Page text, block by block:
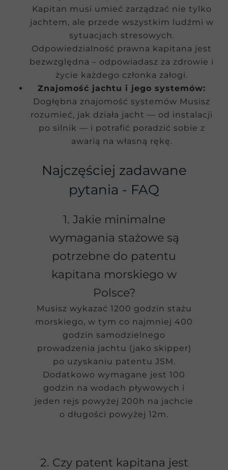
Najczęściej zadawane
pytania - FAQ
1. Jakie minimalne
wymagania stażowe są
potrzebne do patentu
kapitana morskiego w
Polsce?
Musisz wykazać 1200 godzin stażu
morskiego, w tym co najmniej 400
godzin samodzielnego
prowadzenia jachtu (jako skipper)
po uzyskaniu patentu JSM.
Dodatkowo wymagane jest 100
godzin na wodach pływowych i
jeden rejs powyżej 200h na jachcie
o długości powyżej 12m.
2. Czy patent kapitana jest
Kapitan musi umieć zarządzać nie tylko
jachtem, ale przede wszystkim ludźmi w
sytuacjach stresowych.
Odpowiedzialność prawna kapitana jest
bezwzględna – odpowiadasz za zdrowie i
życie każdego członka załogi.
Znajomość jachtu i jego systemów:
Dogłębna znajomość systemów Musisz
rozumieć, jak działa jacht — od instalacji
po silnik — i potrafić poradzić sobie z
awarią na własną rękę.